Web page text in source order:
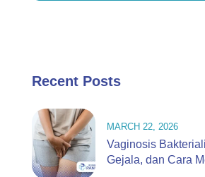
Recent Posts
MARCH 22, 2026
Vaginosis
Gejala, dan Cara